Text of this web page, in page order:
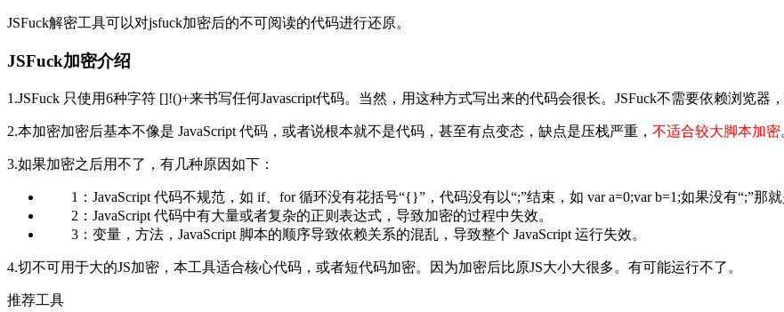
JSFuck解密工具可以对jsfuck加密后的不可阅读的代码进行还原。
JSFuck加密介绍
1.JSFuck 只使用6种字符 []!()+来书写任何Javascript代码。当然，用这种方式写出来的代码会很长。JSFuck不需要依赖浏览器，
2.本加密加密后基本不像是 JavaScript 代码，或者说根本就不是代码，甚至有点变态，缺点是压栈严重， 不适合较大脚本加密
3.如果加密之后用不了，有几种原因如下：
1：JavaScript 代码不规范，如 if、for 循环没有花括号“{}”，代码没有以“;”结束，如 var a=0;var b=1;如果没有“;”那就
2：JavaScript 代码中有大量或者复杂的正则表达式，导致加密的过程中失效。
3：变量，方法，JavaScript 脚本的顺序导致依赖关系的混乱，导致整个 JavaScript 运行失效。
4.切不可用于大的JS加密，本工具适合核心代码，或者短代码加密。因为加密后比原JS大小大很多。有可能运行不了。
推荐工具